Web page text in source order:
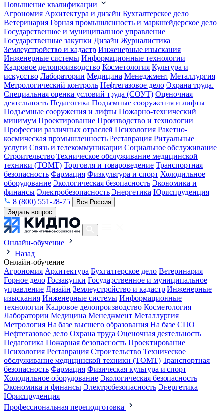
Повышение квалификации
Агрономия Архитектура и дизайн Бухгалтерское дело
Ветеринария Горная промышленность и маркшейдерское дело
Государственное и муниципальное управление
Государственные закупки Дизайн Журналистика
Землеустройство и кадастр Инженерные изыскания
Инженерные системы Информационные технологии
Кадровое делопроизводство Косметология Культура и
искусство Лаборатории Медицина Менеджмент Металлургия
Метрологический контроль Нефтегазовое дело Охрана труда.
Специальная оценка условий труда (СОУТ) Оценочная
деятельность Педагогика Подъемные сооружения и лифты
Подъемные сооружения и лифты Пожарно-технический
минимум Проектирование Производство и технологии
Профессии различных отраслей Психология Ракетно-
космическая промышленность Реставрация Ритуальные
услуги Связь и телекоммуникации Социальное обслуживание
Строительство Техническое обслуживание медицинской
техники (ТОМТ) Торговля и товароведение Транспортная
безопасность Фармация Физкультура и спорт Холодильное
оборудование Экологическая безопасность Экономика и
финансы Электробезопасность Энергетика Юриспруденция
8 (800) 551-28-75
Вся Россия
Задать вопрос
Онлайн-обучение
Назад
Онлайн-обучение
Агрономия Архитектура Бухгалтерское дело Ветеринария
Горное дело Госзакупки Государственное и муниципальное
управление Дизайн Землеустройство и кадастр Инженерные
изыскания Инженерные системы Информационные
технологии Кадровое делопроизводство Косметология
Лаборатории Медицина Менеджмент Металлургия
Метрология На базе высшего образования На базе СПО
Нефтегазовое дело Охрана труда Оценочная деятельность
Педагогика Пожарная безопасность Проектирование
Психология Реставрация Строительство Техническое
обслуживание медицинской техники (ТОМТ) Транспортная
безопасность Фармация Физическая культура и спорт
Холодильное оборудование Экологическая безопасность
Экономика и финансы Электробезопасность Энергетика
Юриспруденция
Профессиональная переподготовка